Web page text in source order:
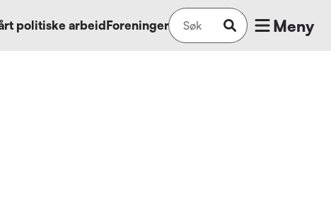
politiske arbeidForeninger Meny